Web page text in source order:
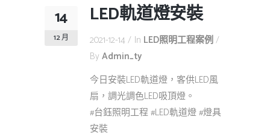
14
12 月
LED軌道燈安裝
2021-12-14 In LED照明工程案例
By Admin_ty
今日安裝LED軌道燈，客供LED風
扇，調光調色LED吸頂燈。
#台鈺照明工程 #LED軌道燈 #燈具
安裝